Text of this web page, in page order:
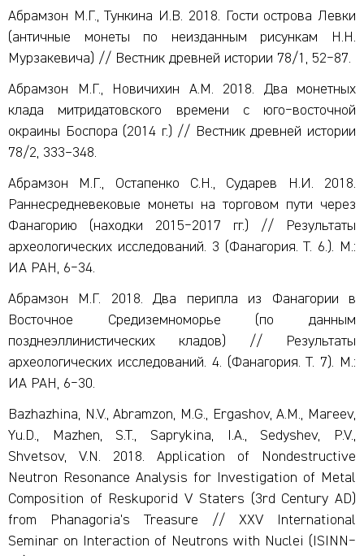
Абрамзон М.Г., Тункина И.В. 2018. Гости острова Левки
(античные монеты по неизданным рисункам Н.Н.
Мурзакевича) // Вестник древней истории 78/1, 52‒87.
Абрамзон М.Г., Новичихин А.М. 2018. Два монетных
клада митридатовского времени с юго‒восточной
окраины Боспора (2014 г.) // Вестник древней истории
78/2, 333–348.
Абрамзон М.Г., Остапенко С.Н., Сударев Н.И. 2018.
Раннесредневековые монеты на торговом пути через
Фанагорию (находки 2015‒2017 гг.) // Результаты
археологических исследований. 3 (Фанагория. Т. 6.). М.:
ИА РАН, 6‒34.
Абрамзон М.Г. 2018. Два перипла из Фанагории в
Восточное Средиземноморье (по данным
позднеэллинистических кладов) // Результаты
археологических исследований. 4. (Фанагория. Т. 7). М.:
ИА РАН, 6‒30.
Bazhazhina, N.V., Abramzon, M.G., Ergashov, A.M., Mareev,
Yu.D., Mazhen, S.T., Saprykina, I.A., Sedyshev, P.V.,
Shvetsov, V.N. 2018. Application of Nondestructive
Neutron Resonance Analysis for Investigation of Metal
Composition of Reskuporid V Staters (3rd Century AD)
from Phanagoria’s Treasure // XXV International
Seminar on Interaction of Neutrons with Nuclei (ISINN‒